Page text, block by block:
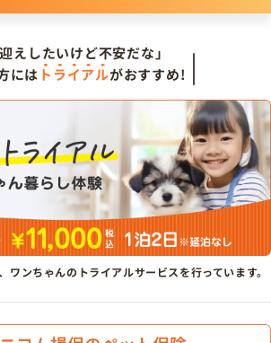
迎えしたいけど不安だな」
には トライアルがおすすめ!
ワンちゃんのトライアルサービスを行っています。